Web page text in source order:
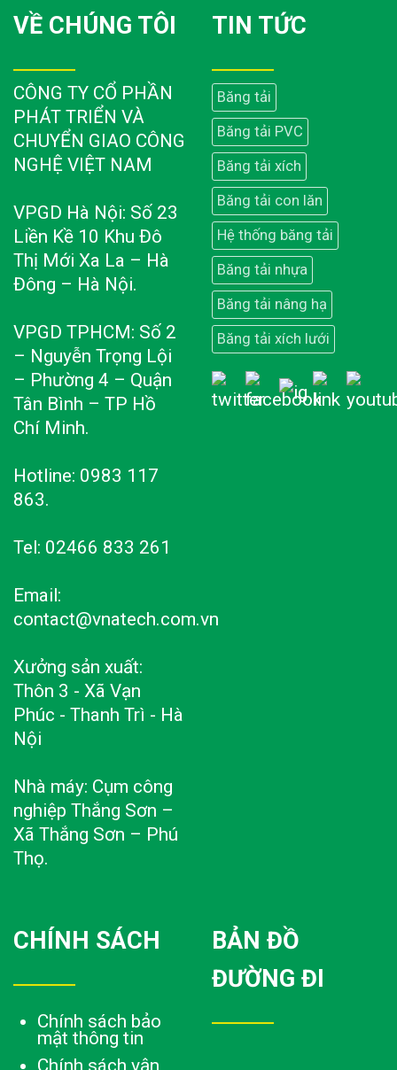
VỀ CHÚNG TÔI
CÔNG TY CỔ PHẦN
PHÁT TRIỂN VÀ
CHUYỂN GIAO CÔNG
NGHỆ VIỆT NAM
VPGD Hà Nội: Số 23
Liền Kề 10 Khu Đô
Thị Mới Xa La – Hà
Đông – Hà Nội.
VPGD TPHCM: Số 2
– Nguyễn Trọng Lội
– Phường 4 – Quận
Tân Bình – TP Hồ
Chí Minh.
Hotline: 0983 117
863.
Tel: 02466 833 261
Email:
contact@vnatech.com.vn
Xưởng sản xuất:
Thôn 3 - Xã Vạn
Phúc - Thanh Trì - Hà
Nội
Nhà máy: Cụm công
nghiệp Thắng Sơn –
Xã Thắng Sơn – Phú
Thọ.
TIN TỨC
Băng tải
Băng tải PVC
Băng tải xích
Băng tải con lăn
Hệ thống băng tải
Băng tải nhựa
Băng tải nâng hạ
Băng tải xích lưới
CHÍNH SÁCH
Chính sách bảo
mật thông tin
BẢN ĐỒ
ĐƯỜNG ĐI